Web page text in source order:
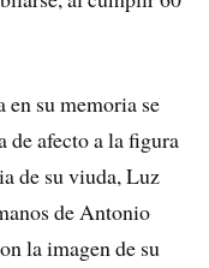
en su memoria se
de afecto a la figura
de su viuda, Luz
de Antonio
la imagen de su